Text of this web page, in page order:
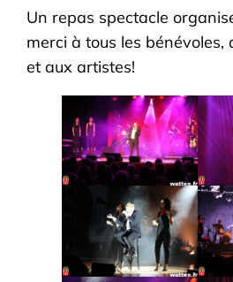
Un repas spectacle
merci à tous les bénévoles,
et aux artistes!